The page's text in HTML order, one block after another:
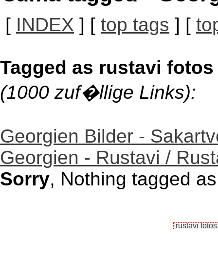
[ INDEX ] [ top tags ] [
Tagged as rustavi fotos
(1000 zuf�llige Links):
Georgien Bilder -
Georgien - Rustavi /
Sorry, Nothing tagged